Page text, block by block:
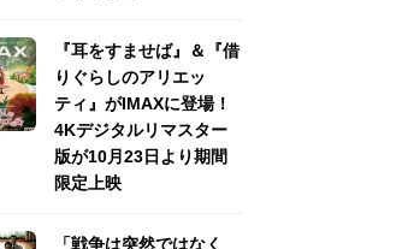
『耳をすませば』＆『借
りぐらしのアリエッ
ティ』がIMAXに登場！
4Kデジタルリマスター
版が10月23日より期間
限定上映
「戦争は突然ではなく